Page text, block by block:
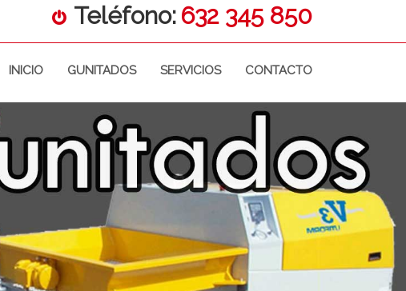
Teléfono: 632 345 850
INICIO GUNITADOS SERVICIOS CONTACTO